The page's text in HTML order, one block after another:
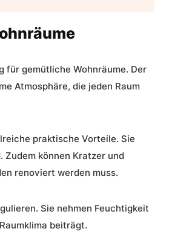
für gemütliche Wohnräume. Der
Atmosphäre, die jeden Raum
praktische Vorteile. Sie
können Kratzer und
renoviert werden muss.
Sie nehmen Feuchtigkeit
beiträgt.